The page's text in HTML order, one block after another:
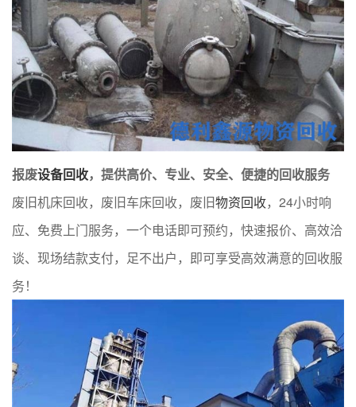
报废设备回收，提供高价、专业、安全、便捷的回收服务
废旧机床回收，废旧车床回收，废旧物资回收，24小时响
应、免费上门服务，一个电话即可预约，快速报价、高效洽
谈、现场结款支付，足不出户，即可享受高效满意的回收服
务！